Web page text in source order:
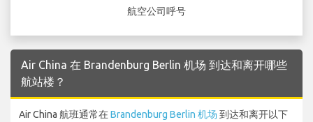
航空公司呼号
Air China 在 Brandenburg Berlin 机场 到达和离开哪些
航站楼？
Air China 航班通常在Brandenburg Berlin 机场 到达和离开以下